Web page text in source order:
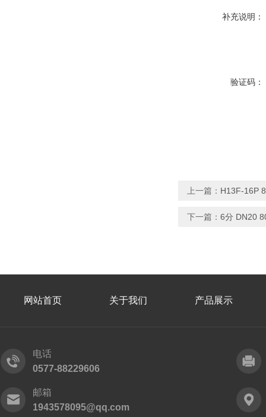
补充说明：
验证码：
上一篇： H13F-16P
下一篇： 6分 DN20
网站首页 关于我们 产品展示
电话
0577-88229606
邮箱
1943578095@qq.com